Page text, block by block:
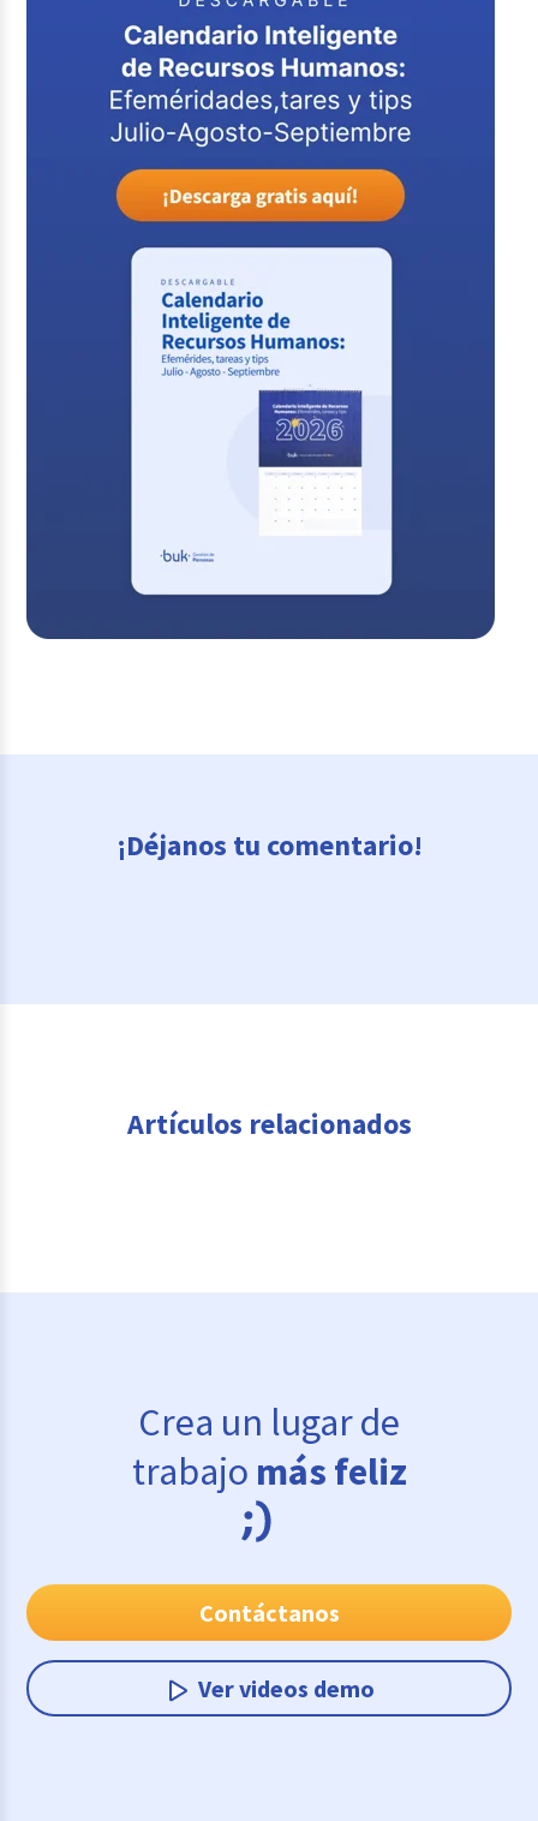
¡Déjanos tu comentario!
Artículos relacionados
Crea un lugar de
trabajo más feliz
Contáctanos
Ver videos demo